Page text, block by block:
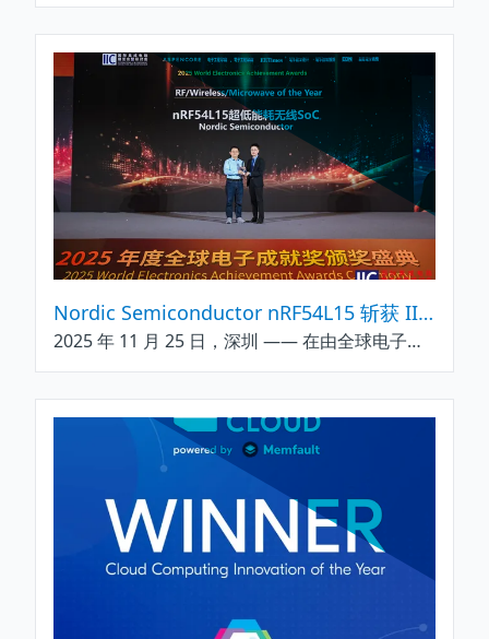
Nordic Semiconductor nRF54L15 斩获 IIC Shenzhen 2025 “全球电子成就奖” 之年度射频 / 无线 / 微波产品奖
2025 年 11 月 25 日，深圳 —— 在由全球电子技术领域知名媒体集团 AspenCore 主办的 “国际集成电路展览会暨研讨会”（IIC Shenzhen 2025）颁奖盛典上，Nordic Semiconductor 旗下 nRF54L15 超低功耗无线系统级芯片（SoC）凭借在射频技术创新、多协议兼容性及超低功耗表现上的卓越实力，荣膺 “全球电子成就奖”（World Electronics Achievement Awards）之 “年度射频 / 无线 / 微波产品奖”。